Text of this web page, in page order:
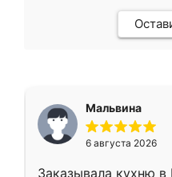
Мальвина
6 августа 2026
Заказывала кухню в